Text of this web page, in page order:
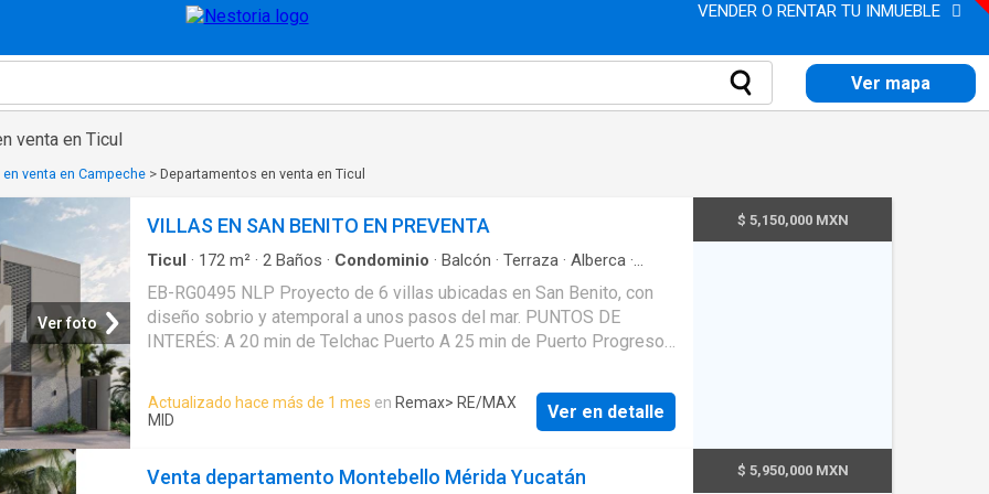
VENDER O RENTAR TU INMUEBLE
Ver mapa
venta en Ticul
venta en Campeche > Departamentos en venta en Ticul
Ver foto
VILLAS EN SAN BENITO EN PREVENTA
Ticul · 172 m² · 2 Baños · Condominio · Balcón · Terraza · Alberca ·
EB-RG0495 NLP Proyecto de 6 villas ubicadas en San Benito, con
diseño sobrio y atemporal a unos pasos del mar. PUNTOS DE
INTERÉS: A 20 min de Telchac Puerto A 25 min de Puerto Progreso
CARACTERÍSTICAS: 2 recámaras con baños independientes 2
medios baños Cocina con desayunador y estancia Sala comedor
Rooftop Acceso directo a la playa Amplias estancias Balcón en
Clóset de lavado / bodega Terraza Alberca FORMAS DE PAGO:
Actualizado hace más de 1 mes en Remax> RE/MAX
MID
Ver en detalle
$ 5,150,000 MXN
Venta departamento Montebello Mérida Yucatán $ 5,950,000 MXN